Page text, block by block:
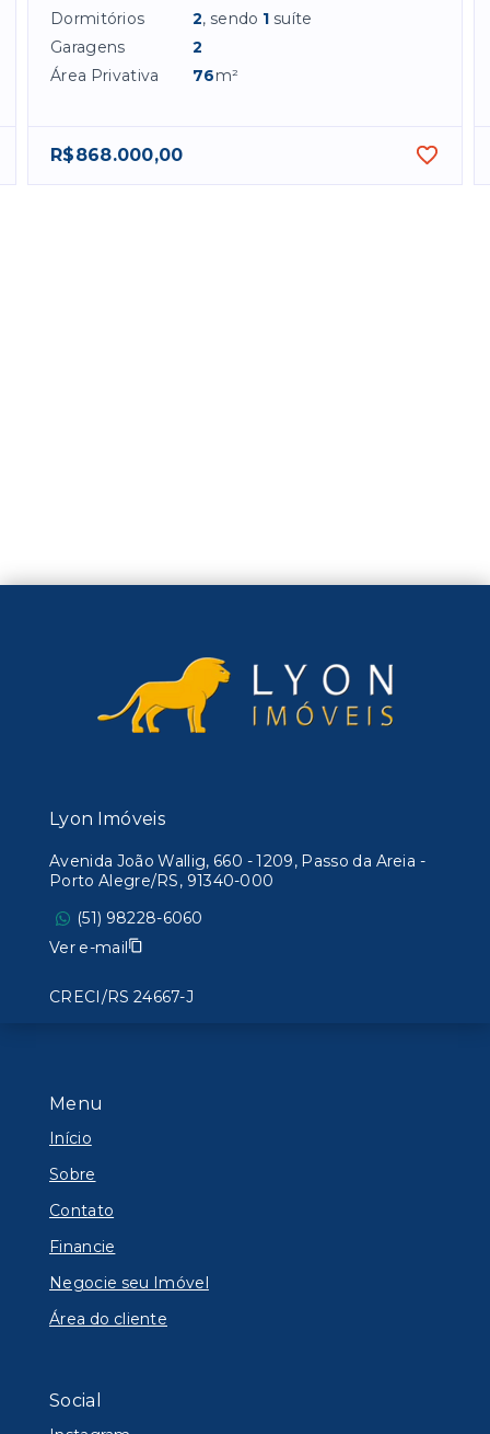
Dormitórios 2, sendo 1 suíte
Garagens
2
Área Privativa
76m²
R$868.000,00
Menu
Início
Sobre
Contato
Financie
Negocie seu Imóvel
Área do cliente
Social
Lyon Imóveis
Avenida João Wallig, 660 - 1209, Passo da Areia -
Porto Alegre/RS, 91340-000
(51) 98228-6060
Ver e-mail
CRECI/RS 24667-J